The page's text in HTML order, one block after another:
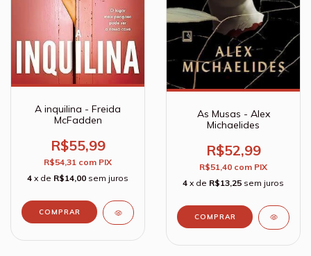
A inquilina - Freida
McFadden
R$55,99
R$54,31 com PIX
4 x de R$14,00 sem juros
As Musas - Alex
Michaelides
R$52,99
R$51,40 com PIX
4 x de R$13,25 sem juros